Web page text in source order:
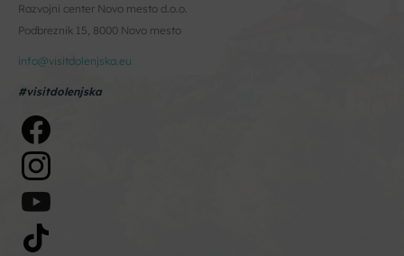
Razvojni center Novo mesto d.o.o.
Podbreznik 15, 8000 Novo mesto
info@visitdolenjska.eu
#visitdolenjska